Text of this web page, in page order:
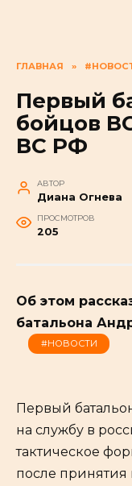
ГЛАВНАЯ »
Первый
бойцов
ВС РФ
АВТОР
Диана Огнева
ПРОСМОТРОВ
205
Об этом
батальона
#НОВОСТИ
Первый
на службу в
тактическое
после принятия